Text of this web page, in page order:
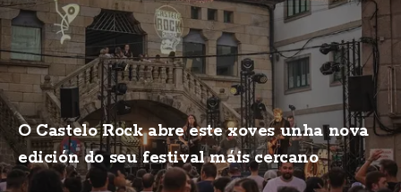
O Castelo Rock abre este xoves unha nova
edición do seu festival máis cercano